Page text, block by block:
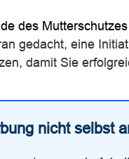
des
gedacht, eine
damit Sie
nicht selbst